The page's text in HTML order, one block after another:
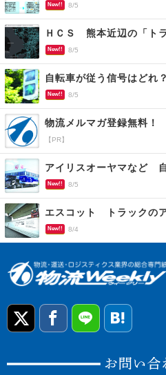
New!! 8/5
ＨＣＳ 熊本近辺の「ト
New!! 8/5
New!! 8/5
物流メルマガ登録無料！
【PR】
アイリスオーヤマなど
New!! 8/5
エスコット トラックの
New!! 8/4